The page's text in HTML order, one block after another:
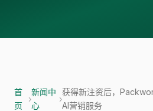
首
页
›
新闻中
心
›
获得新注资后，
AI营销服务